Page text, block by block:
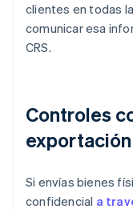
clientes en todas
comunicar esa
CRS.
Controles
exportación
Si envías bienes
confidencial a